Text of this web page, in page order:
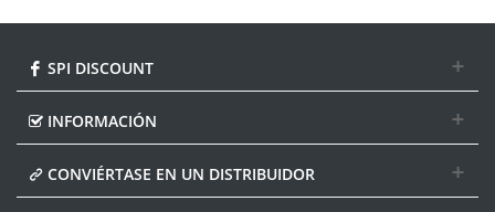
SPI DISCOUNT
INFORMACIÓN
CONVIÉRTASE EN UN DISTRIBUIDOR